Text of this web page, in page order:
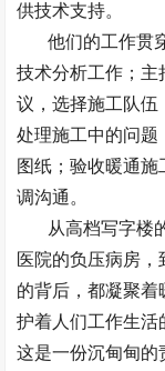
供技术支持。
他们的工作贯
技术分析工作；主
议，选择施工队伍
处理施工中的问题
图纸；验收暖通
调沟通。
从高档写字楼
医院的负压病房
的背后，都凝聚着
护着人们工作生活
这是一份沉甸甸的